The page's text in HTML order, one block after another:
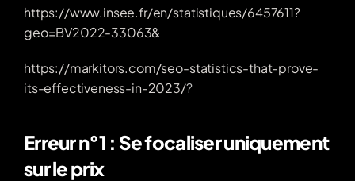
https://www.insee.fr/en/statistiques/6457611?
geo=BV2022-33063&
https://markitors.com/seo-statistics-that-prove-
its-effectiveness-in-2023/?
Erreur n°1 : Se focaliser uniquement
sur le prix